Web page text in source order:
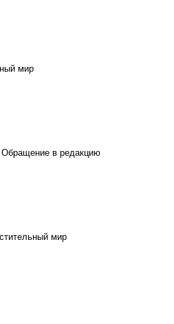
мир
Обращение в редакцию
мир